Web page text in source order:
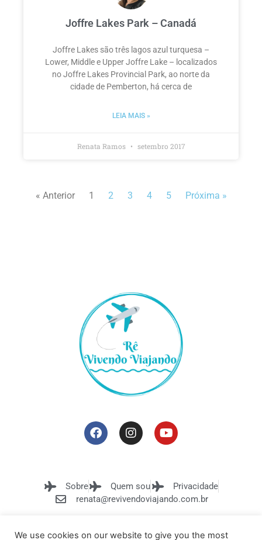
Joffre Lakes Park – Canadá
Joffre Lakes são três lagos azul turquesa –
Lower, Middle e Upper Joffre Lake – localizados
no Joffre Lakes Provincial Park, ao norte da
cidade de Pemberton, há cerca de
LEIA MAIS »
Renata Ramos setembro 2017
« Anterior 1 2 3 4 5 Próxima »
Sobre Quem sou
Privacidade
renata@revivendoviajando.com.br
We use cookies on our website to give you the most